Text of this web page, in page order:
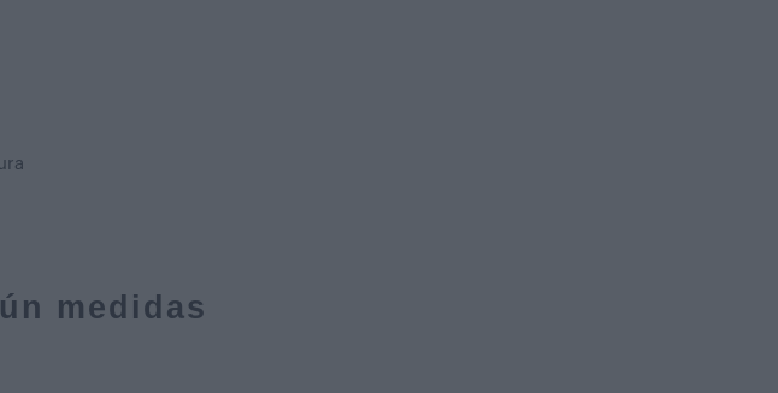
medidas